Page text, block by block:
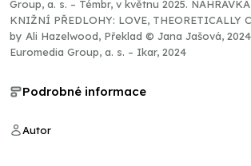
Group, a. s. – Témbr, v květnu 2025.
KNIŽNÍ PŘEDLOHY: LOVE, THEORETICALLY
by Ali Hazelwood, Překlad © Jana Jašová,
Euromedia Group, a. s. – Ikar, 2024
Podrobné informace
Autor